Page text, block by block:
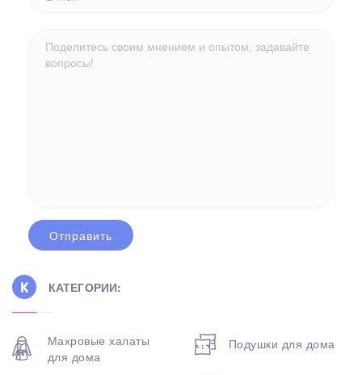
КАТЕГОРИИ:
Махровые халаты
для дома
Подушки для дома